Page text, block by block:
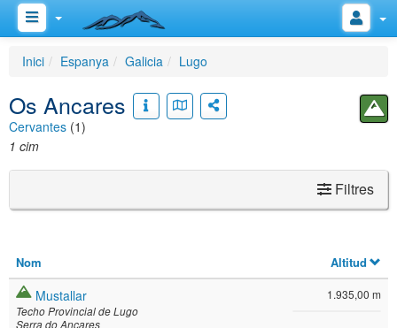
Inici Espanya Galicia Lugo
Os Ancares
Cervantes (1)
1 cim
Filtres
Nom Altitud
Mustallar
Techo Provincial de Lugo
Serra do Ancares
1.935,00 m